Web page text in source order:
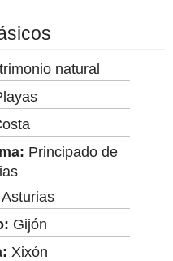
natural
Principado de
Asturias
Gijón
Xixón